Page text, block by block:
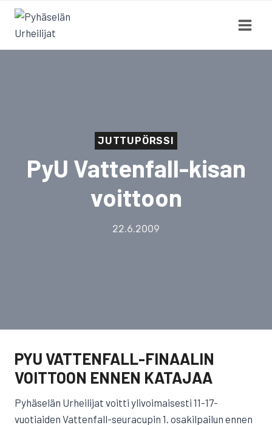
Siirry
sisältöön
JUTTUPÖRSSI
PyU Vattenfall-kisan
voittoon
22.6.2009
PYU VATTENFALL-FINAALIN
VOITTOON ENNEN KATAJAA
Pyhäselän Urheilijat voitti ylivoimaisesti 11-17-
vuotiaiden Vattenfall-seuracupin 1. osakilpailun ennen